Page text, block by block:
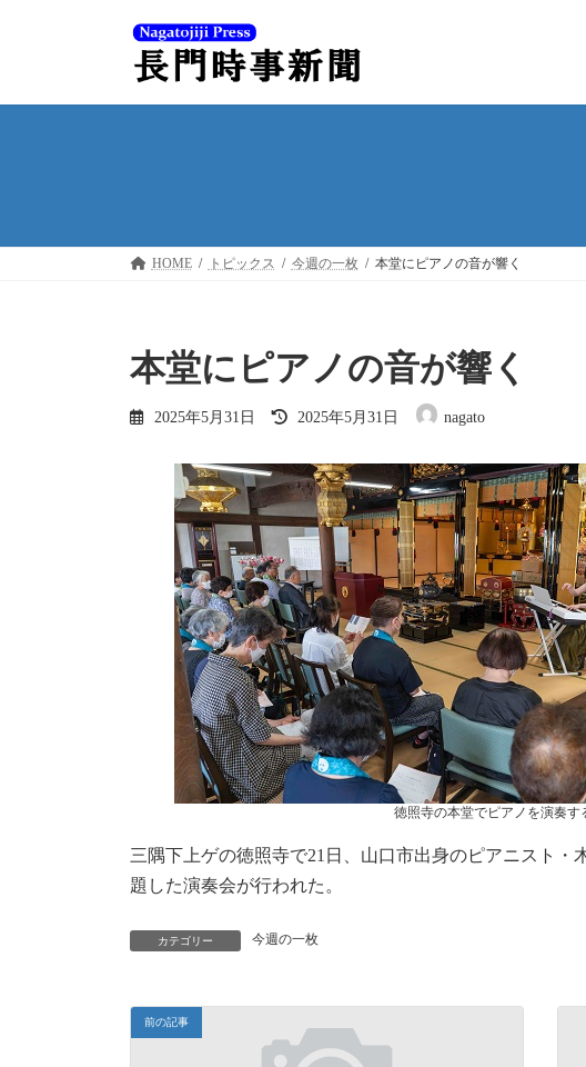
ツ
シ
HOME トピックス 今週の一枚 本堂にピアノの音が響く
本堂にピアノの音が響く
2025年5月31日
最
新
日
時
:
2025年5月31日 nagato
徳照寺の本堂でピアノを演奏す
三隅下上ゲの徳照寺で21日、山口市出身のピアニスト・
題した演奏会が行われた。
カテゴリー 今週の一枚
前の記事